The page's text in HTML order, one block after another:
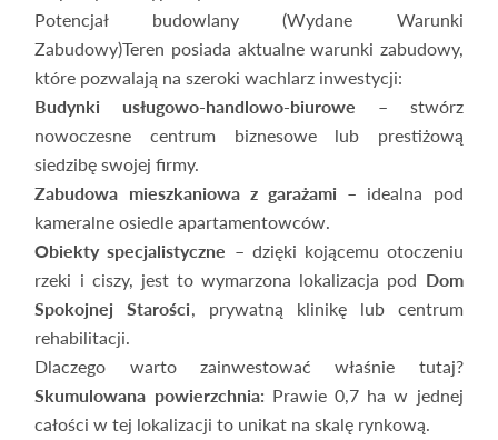
Potencjał budowlany (Wydane Warunki
Zabudowy)Teren posiada aktualne warunki zabudowy,
które pozwalają na szeroki wachlarz inwestycji:
Budynki usługowo-handlowo-biurowe – stwórz
nowoczesne centrum biznesowe lub prestiżową
siedzibę swojej firmy.
Zabudowa mieszkaniowa z garażami – idealna pod
kameralne osiedle apartamentowców.
Obiekty specjalistyczne – dzięki kojącemu otoczeniu
rzeki i ciszy, jest to wymarzona lokalizacja pod Dom
Spokojnej Starości , prywatną klinikę lub centrum
rehabilitacji.
Dlaczego warto zainwestować właśnie tutaj?
Skumulowana powierzchnia: Prawie 0,7 ha w jednej
całości w tej lokalizacji to unikat na skalę rynkową.